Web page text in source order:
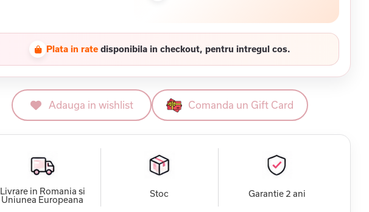
Plata in rate disponibila in checkout, pentru intregul cos.
Adauga in wishlist Comanda un Gift Card
Livrare in Romania si
Uniunea Europeana
Stoc Garantie 2 ani